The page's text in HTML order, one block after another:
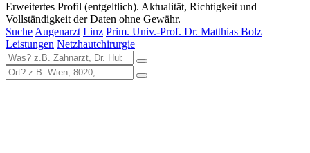
Erweitertes Profil (entgeltlich). Aktualität, Richtigkeit und
Vollständigkeit der Daten ohne Gewähr.
Suche Augenarzt Linz Prim. Univ.-Prof. Dr. Matthias Bolz
Leistungen Netzhautchirurgie